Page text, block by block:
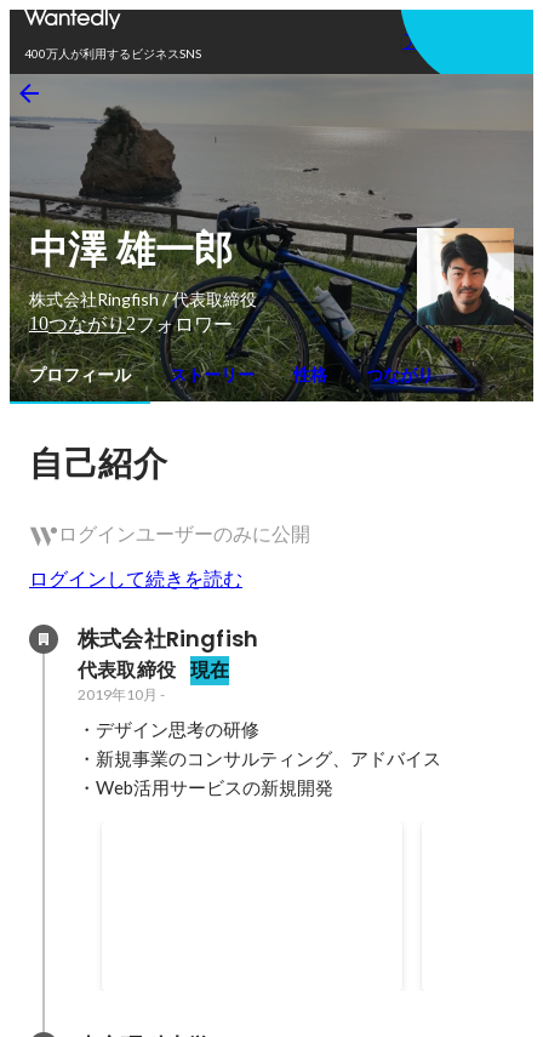
400万人が利用するビジネスSNS
アプリを使う
中澤 雄一郎
株式会社Ringfish / 代表取締役
10つながり2フォロワー
プロフィール ストーリー 性格 つながり
自己紹介
ログインユーザーのみに公開
ログインして続きを読む
株式会社Ringfish
代表取締役 現在
2019年10月 -
・デザイン思考の研修
・新規事業のコンサルティング、アドバイス
・Web活用サービスの新規開発